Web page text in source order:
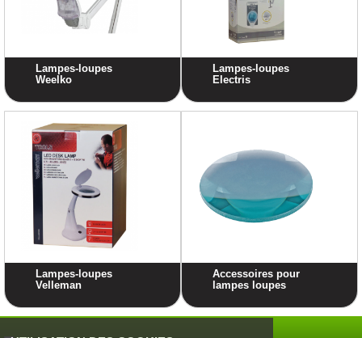
Lampes-loupes
Weelko
Lampes-loupes
Electris
Lampes-loupes
Velleman
Accessoires pour
lampes loupes